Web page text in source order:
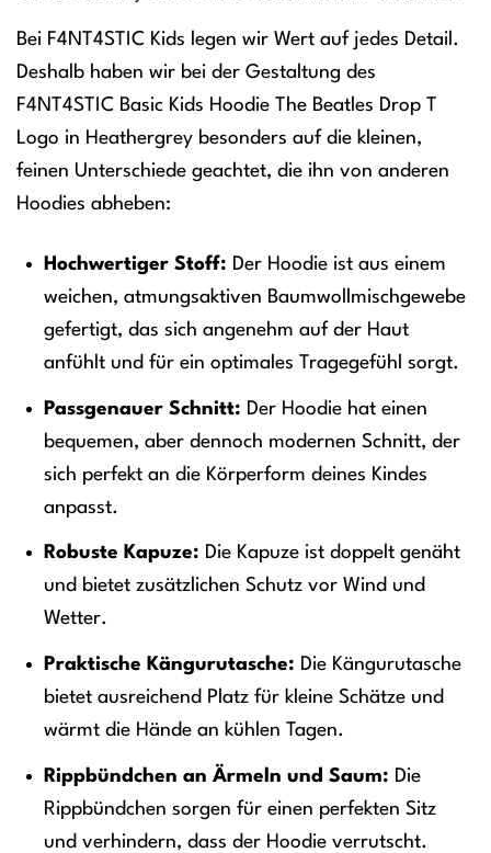
Bei F4NT4STIC Kids legen wir Wert auf jedes Detail.
Deshalb haben wir bei der Gestaltung des
F4NT4STIC Basic Kids Hoodie The Beatles Drop T
Logo in Heathergrey besonders auf die kleinen,
feinen Unterschiede geachtet, die ihn von anderen
Hoodies abheben:
Hochwertiger Stoff: Der Hoodie ist aus einem
weichen, atmungsaktiven Baumwollmischgewebe
gefertigt, das sich angenehm auf der Haut
anfühlt und für ein optimales Tragegefühl sorgt.
Passgenauer Schnitt: Der Hoodie hat einen
bequemen, aber dennoch modernen Schnitt, der
sich perfekt an die Körperform deines Kindes
anpasst.
Robuste Kapuze: Die Kapuze ist doppelt genäht
und bietet zusätzlichen Schutz vor Wind und
Wetter.
Praktische Kängurutasche: Die Kängurutasche
bietet ausreichend Platz für kleine Schätze und
wärmt die Hände an kühlen Tagen.
Rippbündchen an Ärmeln und Saum: Die
Rippbündchen sorgen für einen perfekten Sitz
und verhindern, dass der Hoodie verrutscht.